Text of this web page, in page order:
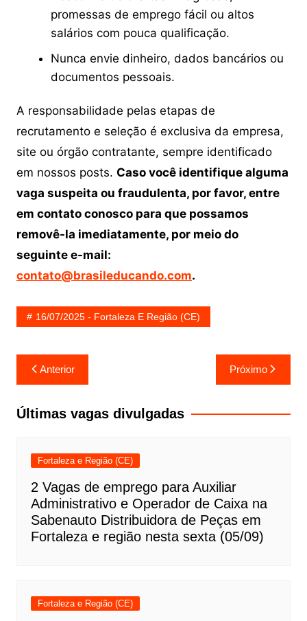
promessas de emprego fácil ou altos
salários com pouca qualificação.
Nunca envie dinheiro, dados bancários ou
documentos pessoais.
A responsabilidade pelas etapas de
recrutamento e seleção é exclusiva da empresa,
site ou órgão contratante, sempre identificado
em nossos posts. Caso você identifique alguma
vaga suspeita ou fraudulenta, por favor, entre
em contato conosco para que possamos
removê-la imediatamente, por meio do
seguinte e-mail:
contato@brasileducando.com.
16/07/2025 - Fortaleza E Região (CE)
Navegação
de
Post
Anterior Próximo
Últimas vagas divulgadas
Fortaleza e Região (CE)
2 Vagas de emprego para Auxiliar
Administrativo e Operador de Caixa na
Sabenauto Distribuidora de Peças em
Fortaleza e região nesta sexta (05/09)
Fortaleza e Região (CE)